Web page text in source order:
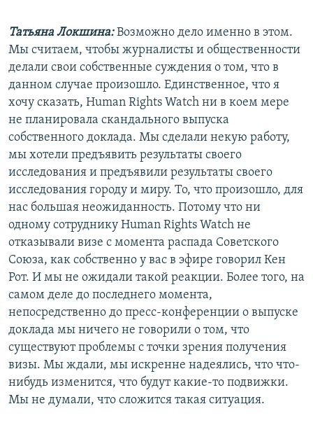
Татьяна Локшина:Возможно дело именно в этом.
Мы считаем, чтобы журналисты и общественности
делали свои собственные суждения о том, что в
данном случае произошло. Единственное, что я
хочу сказать, Human Rights Watch ни в коем мере
не планировала скандального выпуска
собственного доклада. Мы сделали некую работу,
мы хотели предъявить результаты своего
исследования и предъявили результаты своего
исследования городу и миру. То, что произошло, для
нас большая неожиданность. Потому что ни
одному сотруднику Human Rights Watch не
отказывали визе с момента распада Советского
Союза, как собственно у вас в эфире говорил Кен
Рот. И мы не ожидали такой реакции. Более того, на
самом деле до последнего момента,
непосредственно до пресс-конференции о выпуске
доклада мы ничего не говорили о том, что
существуют проблемы с точки зрения получения
визы. Мы ждали, мы искренне надеялись, что что-
нибудь изменится, что будут какие-то подвижки.
Мы не думали, что сложится такая ситуация.